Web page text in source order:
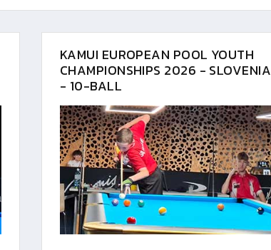
KAMUI EUROPEAN POOL YOUTH
CHAMPIONSHIPS 2026 - SLOVENIA
- 10-BALL